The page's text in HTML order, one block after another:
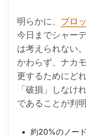
明らかに、 ブロ
今日までシャー
は考えられない
かわらず、ナカ
更するためにど
「破損」しなけ
であることが判明
約20%のノー